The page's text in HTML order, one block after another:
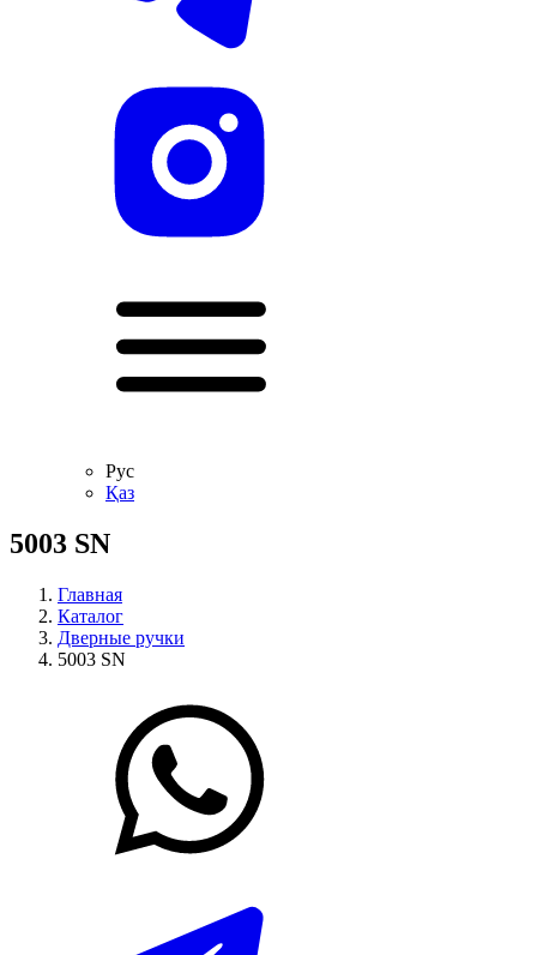
Рус
Қаз
5003 SN
Главная
Каталог
Дверные ручки
5003 SN